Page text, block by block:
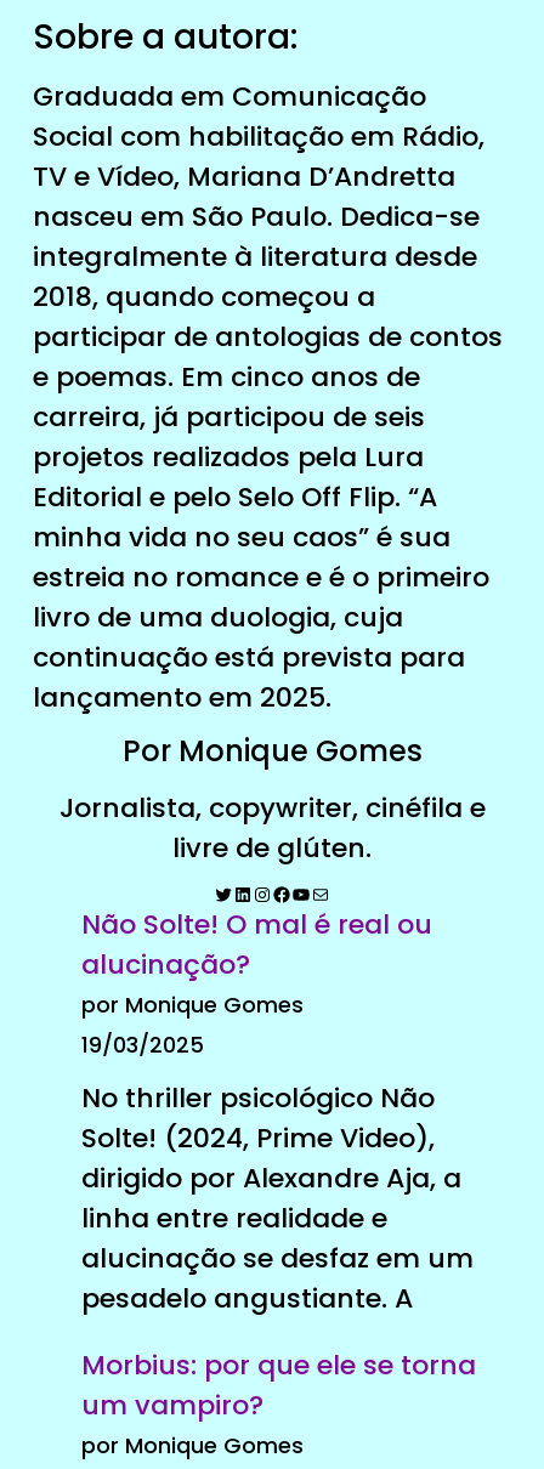
Sobre a autora:
Graduada em Comunicação
Social com habilitação em Rádio,
TV e Vídeo, Mariana D’Andretta
nasceu em São Paulo. Dedica-se
integralmente à literatura desde
2018, quando começou a
participar de antologias de contos
e poemas. Em cinco anos de
carreira, já participou de seis
projetos realizados pela Lura
Editorial e pelo Selo Off Flip. “A
minha vida no seu caos” é sua
estreia no romance e é o primeiro
livro de uma duologia, cuja
continuação está prevista para
lançamento em 2025.
Por Monique Gomes
Jornalista, copywriter, cinéfila e
livre de glúten.
Não Solte! O mal é real ou
alucinação?
por Monique Gomes
19/03/2025
No thriller psicológico Não
Solte! (2024, Prime Video),
dirigido por Alexandre Aja, a
linha entre realidade e
alucinação se desfaz em um
pesadelo angustiante. A
Morbius: por que ele se torna
um vampiro?
por Monique Gomes